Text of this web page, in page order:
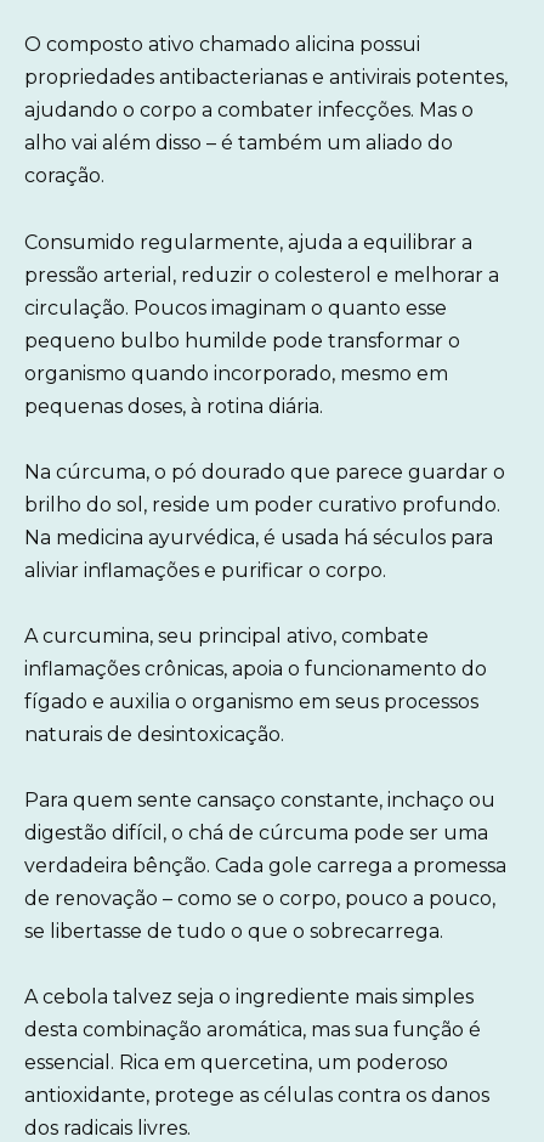
O composto ativo chamado alicina possui
propriedades antibacterianas e antivirais potentes,
ajudando o corpo a combater infecções. Mas o
alho vai além disso – é também um aliado do
coração.
Consumido regularmente, ajuda a equilibrar a
pressão arterial, reduzir o colesterol e melhorar a
circulação. Poucos imaginam o quanto esse
pequeno bulbo humilde pode transformar o
organismo quando incorporado, mesmo em
pequenas doses, à rotina diária.
Na cúrcuma, o pó dourado que parece guardar o
brilho do sol, reside um poder curativo profundo.
Na medicina ayurvédica, é usada há séculos para
aliviar inflamações e purificar o corpo.
A curcumina, seu principal ativo, combate
inflamações crônicas, apoia o funcionamento do
fígado e auxilia o organismo em seus processos
naturais de desintoxicação.
Para quem sente cansaço constante, inchaço ou
digestão difícil, o chá de cúrcuma pode ser uma
verdadeira bênção. Cada gole carrega a promessa
de renovação – como se o corpo, pouco a pouco,
se libertasse de tudo o que o sobrecarrega.
A cebola talvez seja o ingrediente mais simples
desta combinação aromática, mas sua função é
essencial. Rica em quercetina, um poderoso
antioxidante, protege as células contra os danos
dos radicais livres.